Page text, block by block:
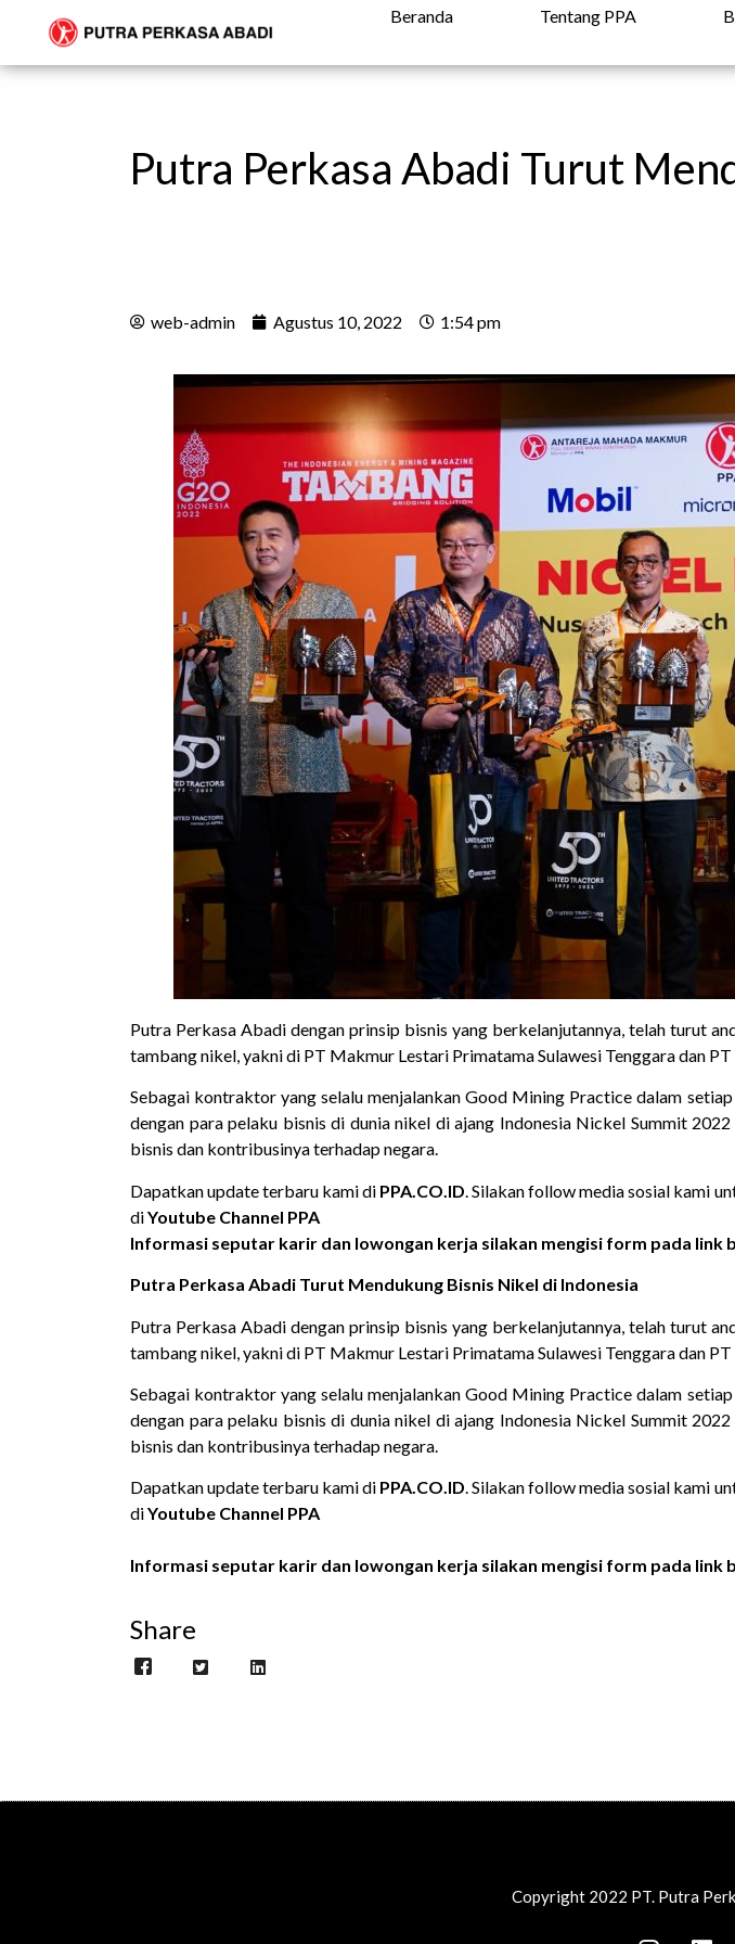
Beranda Tentang PPA
Putra Perkasa Abadi Turut
web-admin Agustus 10, 2022 1:54 pm
Putra Perkasa Abadi dengan prinsip bisnis yang berkelanjutannya, telah turut
tambang nikel, yakni di PT Makmur Lestari Primatama Sulawesi Tenggara dan
Sebagai kontraktor yang selalu menjalankan Good Mining Practice dalam
dengan para pelaku bisnis di dunia nikel di ajang Indonesia Nickel Summit
bisnis dan kontribusinya terhadap negara.
Dapatkan update terbaru kami di PPA.CO.ID . Silakan follow media sosial kami
diYoutube Channel PPA
Informasi seputar karir dan lowongan kerja silakan mengisi form pada link
Putra Perkasa Abadi Turut Mendukung Bisnis Nikel di Indonesia
Putra Perkasa Abadi dengan prinsip bisnis yang berkelanjutannya, telah turut
tambang nikel, yakni di PT Makmur Lestari Primatama Sulawesi Tenggara dan
Sebagai kontraktor yang selalu menjalankan Good Mining Practice dalam
dengan para pelaku bisnis di dunia nikel di ajang Indonesia Nickel Summit
bisnis dan kontribusinya terhadap negara.
Dapatkan update terbaru kami di PPA.CO.ID. Silakan follow media sosial kami
diYoutube Channel PPA
Informasi seputar karir dan lowongan kerja silakan mengisi form pada link
Share
Copyright 2022 PT. Putra